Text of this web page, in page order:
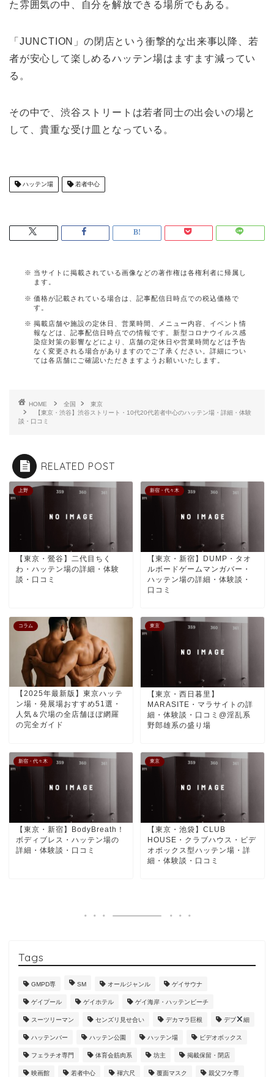
た雰囲気の中、自分を解放できる場所でもある。
「JUNCTION」の閉店という衝撃的な出来事以降、若
者が安心して楽しめるハッテン場はますます減ってい
る。
その中で、渋谷ストリートは若者同士の出会いの場と
して、貴重な受け皿となっている。
ハッテン場 若者中心
当サイトに掲載されている画像などの著作権は各権利者に帰属し
ます。
価格が記載されている場合は、記事配信日時点での税込価格で
す。
掲載店舗や施設の定休日、営業時間、メニュー内容、イベント情
報などは、記事配信日時点での情報です。新型コロナウイルス感
染症対策の影響などにより、店舗の定休日や営業時間などは予告
なく変更される場合がありますのでご了承ください。詳細につい
ては各店舗にご確認いただきますようお願いいたします。
HOME 全国
東京
【東京・渋谷】渋谷ストリート・10代20代若者中心のハッテン場・詳細・体験
談・口コミ
RELATED POST
上野
【東京・鶯谷】二代目ちく
わ・ハッテン場の詳細・体験
談・口コミ
新宿・代々木
【東京・新宿】DUMP・タオ
ルボードゲームマンガバー・
ハッテン場の詳細・体験談・
口コミ
コラム
【2025年最新版】東京ハッテ
ン場・発展場おすすめ51選・
人気＆穴場の全店舗ほぼ網羅
の完全ガイド
東京
【東京・西日暮里】
MARASITE・マラサイトの詳
細・体験談・口コミ@淫乱系
野郎雄系の盛り場
新宿・代々木
【東京・新宿】BodyBreath！
ボディブレス・ハッテン場の
詳細・体験談・口コミ
東京
【東京・池袋】CLUB
HOUSE・クラブハウス・ビデ
オボックス型ハッテン場・詳
細・体験談・口コミ
Tags
GMPD専 SM オールジャンル ゲイサウナ
ゲイプール ゲイホテル ゲイ海岸・ハッテンビーチ
スーツリーマン センズリ見せ合い デカマラ巨根 デブ 細
ハッテンバー ハッテン公園 ハッテン場 ビデオボックス
フェラチオ専門 体育会筋肉系 坊主 掲載保留・閉店
映画館 若者中心 褌六尺 覆面マスク 親父フケ専